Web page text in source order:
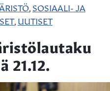
SOSIAALI- JA
, UUTISET
21.12.